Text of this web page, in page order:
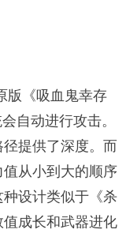
版《吸血鬼幸存
自动进行攻击。
提供了深度。而
从小到大的顺序
设计类似于《杀
成长和武器进化